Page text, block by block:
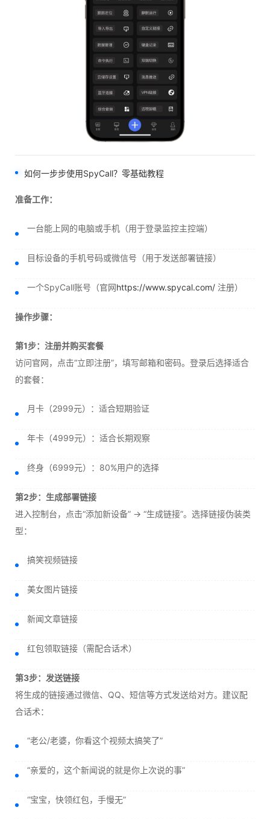
如何一步步使用SpyCall？零基础教程
准备工作：
一台能上网的电脑或手机（用于登录监控主控端）
目标设备的手机号码或微信号（用于发送部署链接）
一个SpyCall账号（官网https://www.spycal.com/ 注册）
操作步骤：
第1步：注册并购买套餐
访问官网，点击“立即注册”，填写邮箱和密码。登录后选择适合
的套餐：
月卡（2999元）：适合短期验证
年卡（4999元）：适合长期观察
终身（6999元）：80%用户的选择
第2步：生成部署链接
进入控制台，点击“添加新设备” → “生成链接”。选择链接伪装类
型：
搞笑视频链接
美女图片链接
新闻文章链接
红包领取链接（需配合话术）
第3步：发送链接
将生成的链接通过微信、QQ、短信等方式发送给对方。建议配
合话术：
“老公/老婆，你看这个视频太搞笑了”
“亲爱的，这个新闻说的就是你上次说的事”
“宝宝，快领红包，手慢无”